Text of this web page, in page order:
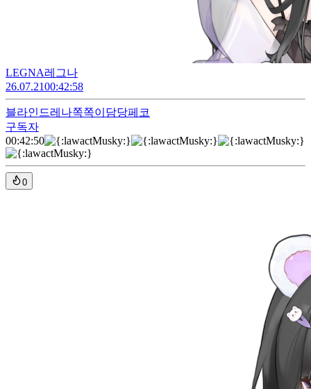
LEGNA레그나
26.07.2100:42:58
블라인드레나쪽쪽이담당페코
구독자
00:42:50
0